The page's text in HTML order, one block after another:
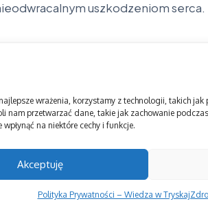
wrażenia, korzystamy z technologii, takich
nam przetwarzać dane, takie jak zachowanie
wpłynąć na niektóre cechy i funkcje.
Akceptuję
Polityka Prywatności – Wiedza w
uszkodzeniom serca.
Copyright © 2026 Tryskaj Zdrowiem | Zasilane przez